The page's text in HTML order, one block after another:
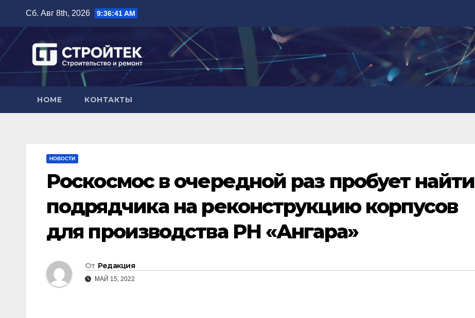
содержимому
Сб. Авг 8th, 2026 9:36:42 AM
HOME КОНТАКТЫ
НОВОСТИ
Роскосмос в очередной раз пробует найти
подрядчика на реконструкцию корпусов
для производства РН «Ангара»
От Редакция
МАЙ 15, 2022